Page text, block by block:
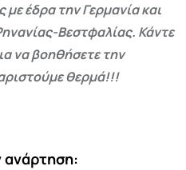
έδρα την Γερμανία και
Βεστφαλίας. Κάντε
να βοηθήσετε την
θερμά!!!
ανάρτηση: